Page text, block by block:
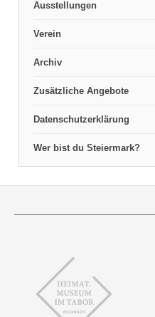
Ausstellungen
Verein
Archiv
Wer bist du Steiermark?
Sonderausstellung 2014
Sonderausstellung 2013
Zusätzliche Angebote
Datenschutzerklärung
Wer bist du Steiermark?